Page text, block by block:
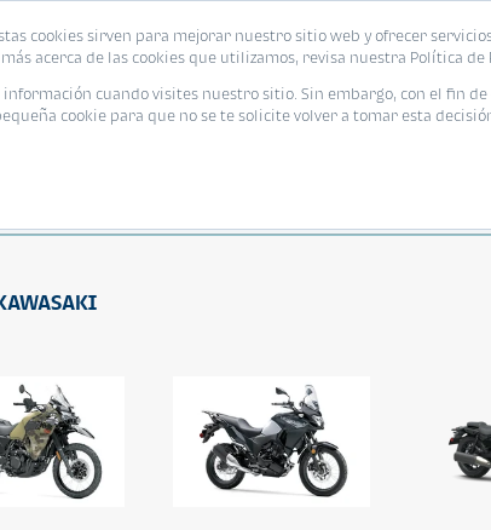
cookies sirven para mejorar nuestro sitio web y ofrecer
acerca de las cookies que utilizamos, revisa nuestra Política de
cuando visites nuestro sitio. Sin embargo, con el fin
cookie para que no se te solicite volver a tomar esta